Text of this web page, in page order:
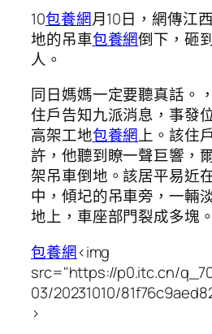
10包養網月10日，網傳江
地的吊車包養網倒下，砸
人。
同日媽媽一定要聽真話。
住戶告知九派消息，事發
高架工地包養網上。該住
許，他聽到瞭一聲巨響，
架吊車倒地。該居平易近
中，傾圮的吊車旁，一輛
地上，車座部門裂成多塊。
包養網<img
src="https://p0.itc.cn/
03/20231010/
>